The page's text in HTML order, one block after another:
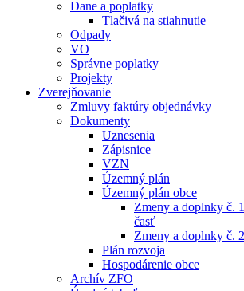
Dane a poplatky
Tlačivá na stiahnutie
Odpady
VO
Správne poplatky
Projekty
Zverejňovanie
Zmluvy faktúry objednávky
Dokumenty
Uznesenia
Zápisnice
VZN
Územný plán
Územný plán obce
Zmeny a doplnky č.
časť
Zmeny a doplnky č.
Plán rozvoja
Hospodárenie obce
Archív ZFO